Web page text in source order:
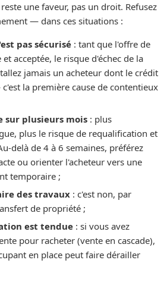
une faveur, pas un droit. Refusez
— dans ces situations :
pas sécurisé: tant que l'offre de
acceptée, le risque d'échec de la
jamais un acheteur dont le crédit
la première cause de contentieux
sur plusieurs mois: plus
plus le risque de requalification et
delà de 4 à 6 semaines, préférez
ou orienter l'acheteur vers une
temporaire ;
des travaux: c'est non, par
de propriété ;
est tendue: si vous avez
pour racheter (vente en cascade),
en place peut faire dérailler